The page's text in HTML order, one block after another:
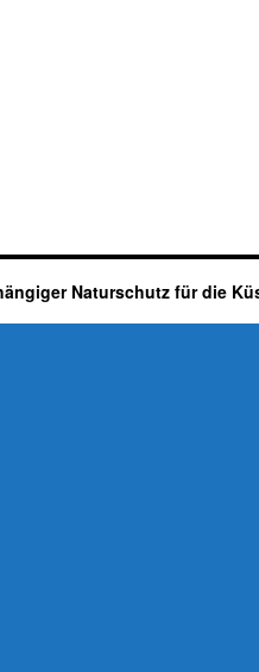
Naturschutz für die